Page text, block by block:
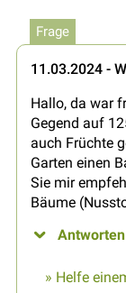
Frage
11.03.2024 -
Hallo, da war
Gegend auf
auch Früchte
Garten einen
Sie mir
Bäume
» Helfe